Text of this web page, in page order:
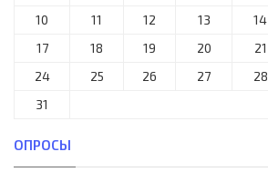
10
11 12 13 14
17
18 19 20 21
24
25 26 27 28
31
ОПРОСЫ